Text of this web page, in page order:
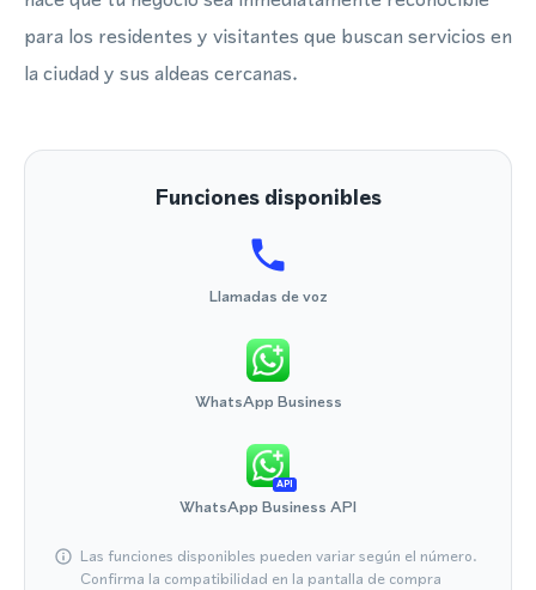
para los residentes y visitantes que buscan servicios en
la ciudad y sus aldeas cercanas.
Funciones disponibles
Llamadas de voz
WhatsApp Business
API
WhatsApp Business API
Las funciones disponibles pueden variar según el número.
Confirma la compatibilidad en la pantalla de compra